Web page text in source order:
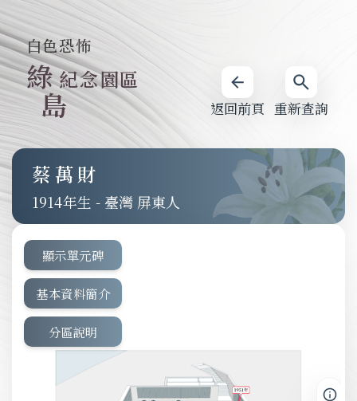
重新查詢
返回前頁
白色恐怖
綠
島
紀念園區
蔡萬財
1914 - 臺灣 屏東人
顯示單元碑
基本資料簡介
分區說明